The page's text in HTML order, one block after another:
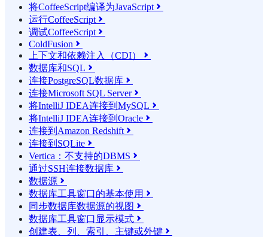
将CoffeeScript编译为JavaScript 
运行CoffeeScript 
调试CoffeeScript 
ColdFusion 
上下文和依赖注入（CDI） 
数据库和SQL 
连接PostgreSQL数据库 
连接Microsoft SQL Server
将IntelliJ IDEA连接到MySQL 
将IntelliJ IDEA连接到Oracle 
连接到Amazon Redshift 
连接到SQLite 
Vertica：不支持的DBMS 
通过SSH连接数据库 
数据源 
数据库工具窗口的基本使用 
同步数据库数据源的视图 
数据库工具窗口显示模式 
创建表、列、索引、主键或外键 